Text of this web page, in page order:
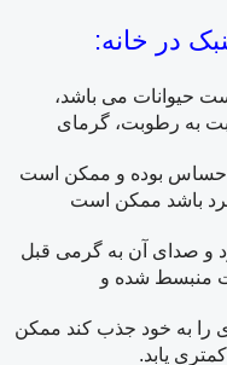
در خانه:
حیوانات می باشد،
به رطوبت، گرمای
حساس بوده و ممکن است
سرد باشد ممکن است
صدای آن به گرمی قبل
منبسط شده و
را به خود جذب کند ممکن
یابد.